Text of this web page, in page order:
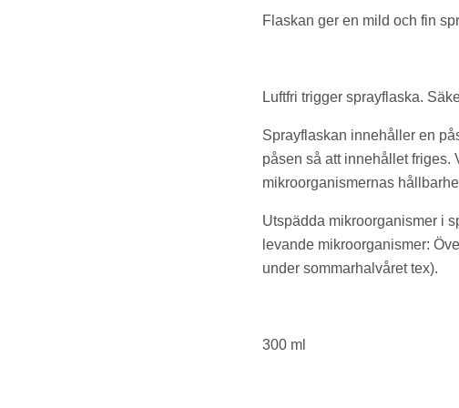
Flaskan ger en mild och fin
Luftfri trigger sprayflaska.
Sprayflaskan innehåller en
påsen så att innehållet friges.
mikroorganismernas
Utspädda mikroorganismer i
levande mikroorganismer:
under sommarhalvåret tex).
300 ml